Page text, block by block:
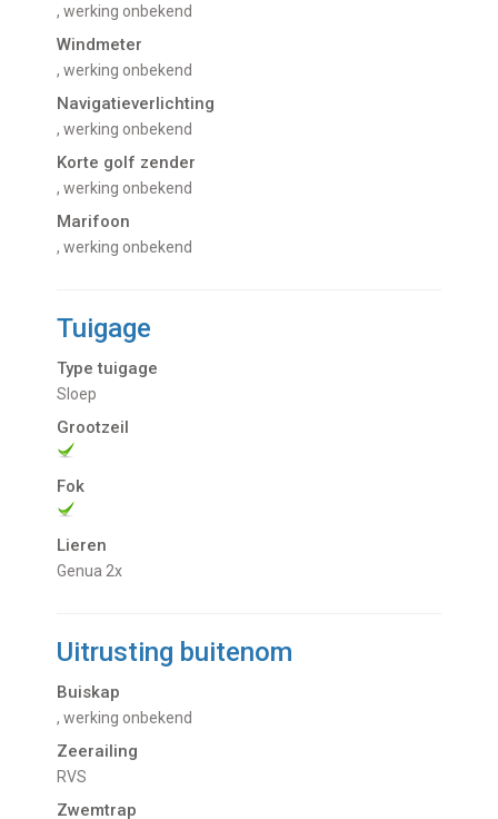
, werking onbekend
Windmeter
, werking onbekend
Navigatieverlichting
, werking onbekend
Korte golf zender
, werking onbekend
Marifoon
, werking onbekend
Tuigage
Type tuigage
Sloep
Grootzeil
Fok
Lieren
Genua 2x
Uitrusting buitenom
Buiskap
, werking onbekend
Zeerailing
RVS
Zwemtrap